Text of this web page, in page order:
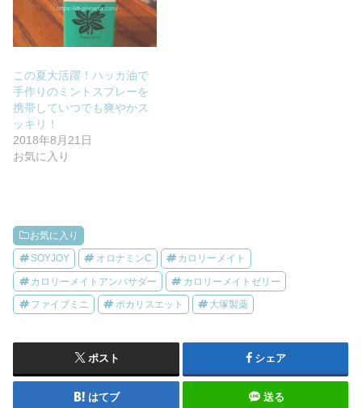
この夏大活躍！ハッカ油で
手作りのミントスプレーを
携帯していつでも爽やかス
ッキリ！
2018年8月21日
お気に入り
お気に入り
SOYJOY オロナミンC カロリーメイト
カロリーメイトアンバサダー カロリーメイトゼリー
ファイブミニ ポカリスエット 大塚製薬
ポスト シェア
はてブ 送る